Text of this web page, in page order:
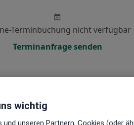
Terminbuchung nicht verfügbar
Terminanfrage senden
Morgen
9 Aug 10 Aug 11 Aug
wichtig
unseren Partnern, Cookies (oder